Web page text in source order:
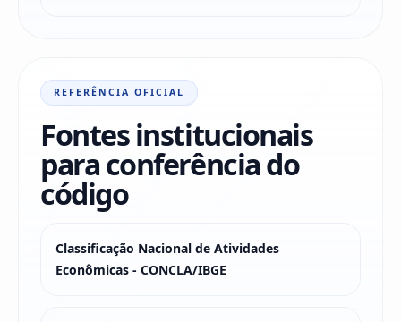
REFERÊNCIA OFICIAL
Fontes institucionais
para conferência do
código
Classificação Nacional de Atividades
Econômicas - CONCLA/IBGE